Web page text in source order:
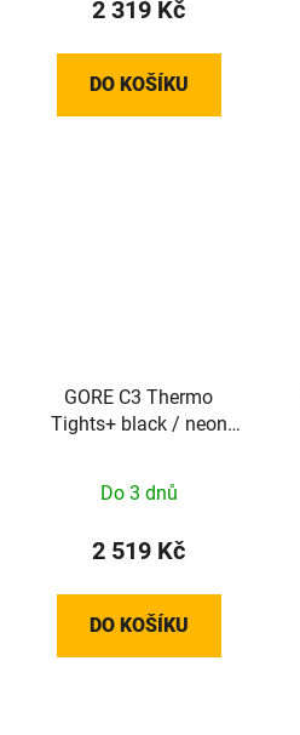
2 319 Kč
DO KOŠÍKU
GORE C3 Thermo
Tights+ black / neon
Do 3 dnů
2 519 Kč
DO KOŠÍKU